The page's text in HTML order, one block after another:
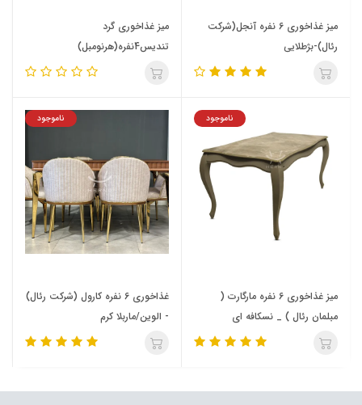
میز غذاخوری 6 نفره آنجل(شرکت
رئال)-بژطلایی
میز غذاخوری گرد
تندیس4نفره(هرنومبل)
ناموجود
میز غذاخوری 6 نفره مارگارت (
مبلمان رئال ) _ نسکافه ای
ناموجود
غذاخوری 6 نفره کارول (شرکت رئال)
- الوین/ماربلا کرم